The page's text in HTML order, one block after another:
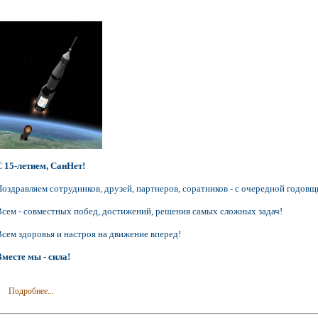
15-летием, СанНет!
сотрудников, друзей, партнеров, соратников - с очередной
- совместных побед, достижений, решения самых сложных задач!
здоровья и настроя на движение вперед!
мы - сила!
Подробнее...